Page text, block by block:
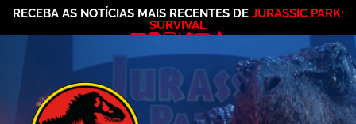
RECEBA AS NOTÍCIAS MAIS RECENTES DE JURASSIC PARK:
SURVIVAL